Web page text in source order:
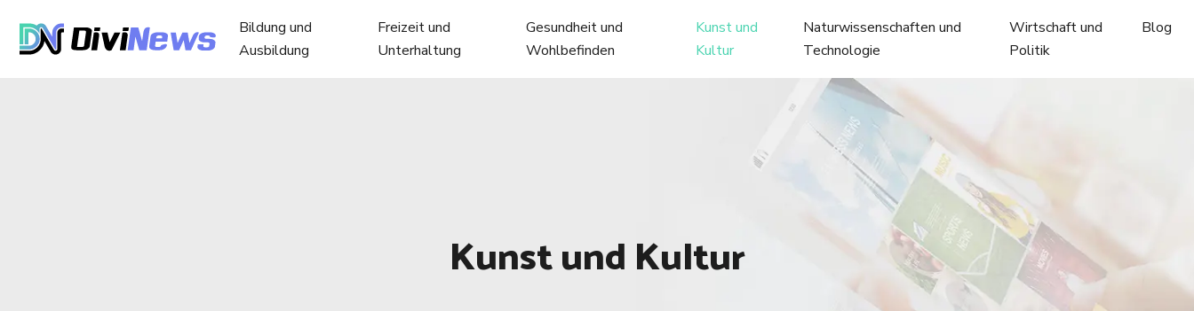
Bildung und
Ausbildung
Freizeit und
Unterhaltung
Gesundheit und
Wohlbefinden
Kunst und
Kultur
Naturwissenschaften und
Technologie
Wirtschaft und
Politik
Blog
Kunst und Kultur